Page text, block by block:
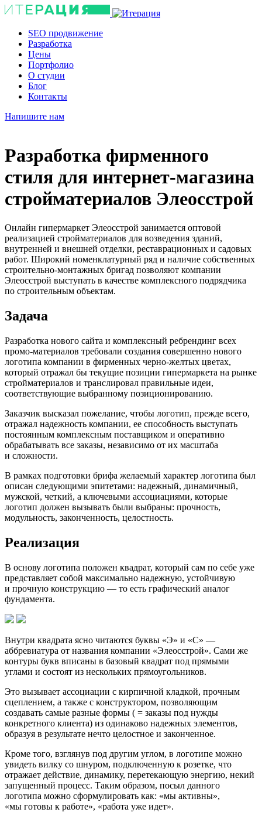
SEO продвижение
Разработка
Цены
Портфолио
О студии
Блог
Контакты
Напишите нам
Разработка фирменного
стиля для интернет-магазина
стройматериалов Элеосстрой
Онлайн гипермаркет Элеосстрой занимается оптовой
реализацией стройматериалов для возведения зданий,
внутренней и внешней отделки, реставрационных и садовых
работ. Широкий номенклатурный ряд и наличие собственных
строительно-монтажных бригад позволяют компании
Элеосстрой выступать в качестве комплексного подрядчика
по строительным объектам.
Задача
Разработка нового сайта и комплексный ребрендинг всех
промо-материалов требовали создания совершенно нового
логотипа компании в фирменных черно-желтых цветах,
который отражал бы текущие позиции гипермаркета на рынке
стройматериалов и транслировал правильные идеи,
соответствующие выбранному позиционированию.
Заказчик высказал пожелание, чтобы логотип, прежде всего,
отражал надежность компании, ее способность выступать
постоянным комплексным поставщиком и оперативно
обрабатывать все заказы, независимо от их масштаба
и сложности.
В рамках подготовки брифа желаемый характер логотипа был
описан следующими эпитетами: надежный, динамичный,
мужской, четкий, а ключевыми ассоциациями, которые
логотип должен вызывать были выбраны: прочность,
модульность, законченность, целостность.
Реализация
В основу логотипа положен квадрат, который сам по себе уже
представляет собой максимально надежную, устойчивую
и прочную конструкцию — то есть графический аналог
фундамента.
Внутри квадрата ясно читаются буквы «Э» и «С» —
аббревиатура от названия компании «Элеосстрой». Сами же
контуры букв вписаны в базовый квадрат под прямыми
углами и состоят из нескольких прямоугольников.
Это вызывает ассоциации с кирпичной кладкой, прочным
сцеплением, а также с конструктором, позволяющим
создавать самые разные формы ( = заказы под нужды
конкретного клиента) из одинаково надежных элементов,
образуя в результате нечто целостное и законченное.
Кроме того, взглянув под другим углом, в логотипе можно
увидеть вилку со шнуром, подключенную к розетке, что
отражает действие, динамику, перетекающую энергию, некий
запущенный процесс. Таким образом, посыл данного
логотипа можно сформулировать как: «мы активны»,
«мы готовы к работе», «работа уже идет».